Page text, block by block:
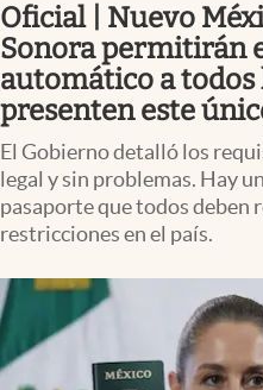
Pc y celular
Vida y estilo
Tv
Clima
Espiritualidad
abre en nueva pestaña
Oficial | Nuevo
Sonora permitirán
automático a
presenten este
El Gobierno detalló los
legal y sin problemas. Hay
pasaporte que todos deben
restricciones en el país.